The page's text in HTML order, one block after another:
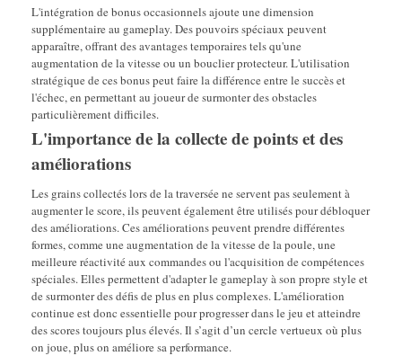
L'intégration de bonus occasionnels ajoute une dimension
supplémentaire au gameplay. Des pouvoirs spéciaux peuvent
apparaître, offrant des avantages temporaires tels qu'une
augmentation de la vitesse ou un bouclier protecteur. L'utilisation
stratégique de ces bonus peut faire la différence entre le succès et
l'échec, en permettant au joueur de surmonter des obstacles
particulièrement difficiles.
L'importance de la collecte de points et des
améliorations
Les grains collectés lors de la traversée ne servent pas seulement à
augmenter le score, ils peuvent également être utilisés pour débloquer
des améliorations. Ces améliorations peuvent prendre différentes
formes, comme une augmentation de la vitesse de la poule, une
meilleure réactivité aux commandes ou l'acquisition de compétences
spéciales. Elles permettent d'adapter le gameplay à son propre style et
de surmonter des défis de plus en plus complexes. L'amélioration
continue est donc essentielle pour progresser dans le jeu et atteindre
des scores toujours plus élevés. Il s’agit d’un cercle vertueux où plus
on joue, plus on améliore sa performance.